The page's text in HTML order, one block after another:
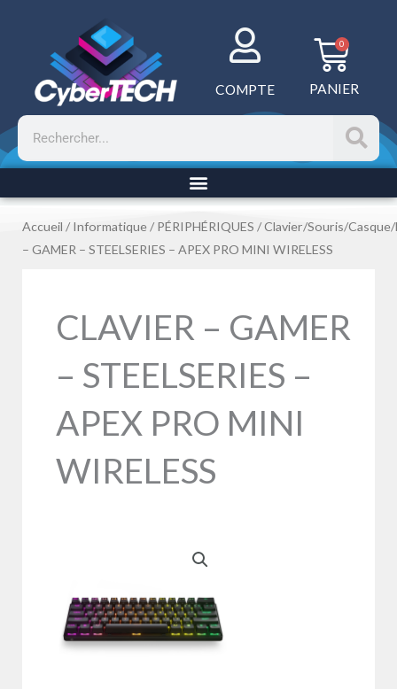
COMPTE
0
PANIER
Rechercher
Accueil /Informatique / PÉRIPHÉRIQUES /Clavier/Souris/
– GAMER – STEELSERIES – APEX PRO MINI WIRELESS
CLAVIER – GAMER
– STEELSERIES –
APEX PRO MINI
WIRELESS